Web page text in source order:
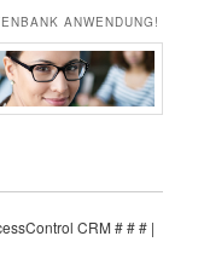
ANWENDUNG!
CRM # # # |